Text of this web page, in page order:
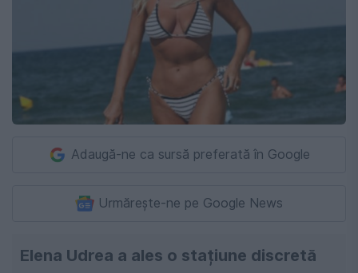
Adaugă-ne ca sursă preferată în Google
Urmărește-ne pe Google News
Elena Udrea a ales o stațiune discretă